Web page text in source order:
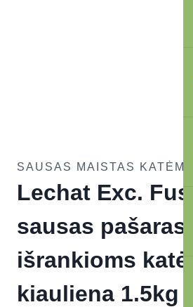
SAUSAS MAISTAS KATĖMS
Lechat Exc.
sausas pašaras
išrankioms
kiauliena 1.5kg